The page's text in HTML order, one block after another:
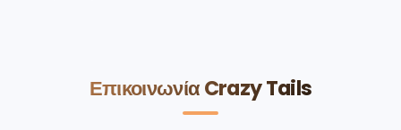
Επικοινωνία Crazy Tails